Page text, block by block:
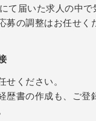
て届いた求人の中
募の調整はお任せく
せください。
歴書の作成も、ご登